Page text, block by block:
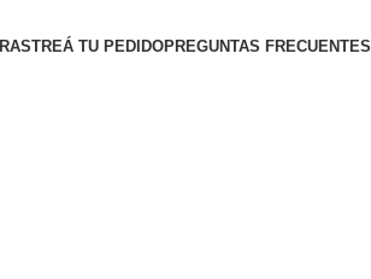
RASTREÁ TU PEDIDOPREGUNTAS FRECUENTES